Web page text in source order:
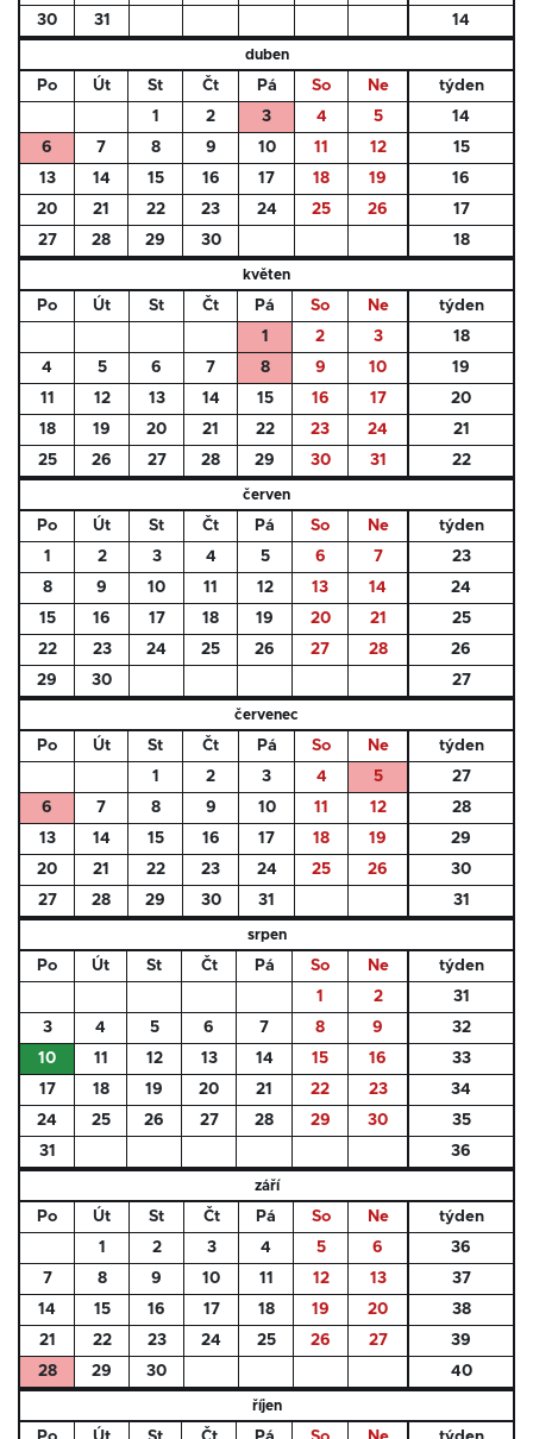
30
31 14
duben
Po Út St Čt Pá So Ne
týden
1
2 3 4 5
14
6
7 8 9 10 11 12
15
13
14 15 16 17 18 19
16
20
21 22 23 24 25 26
17
27
28 29 30 18
květen
Po Út St Čt Pá So Ne
týden
1
2 3
18
4
5 6 7 8 9 10
19
11
12 13 14 15 16 17
20
18
19 20 21 22 23 24
21
25
26 27 28 29 30 31 22
červen
Po Út St Čt Pá So Ne
týden
1
2 3 4 5 6 7
23
8
9 10 11 12 13 14
24
15
16 17 18 19 20 21
25
22
23 24 25 26 27 28
26
29
30 27
červenec
Po Út St Čt Pá So Ne
týden
1
2 3 4 5
27
6
7 8 9 10 11 12
28
13
14 15 16 17 18 19
29
20
21 22 23 24 25 26
30
27
28 29 30 31 31
srpen
Po Út St Čt Pá So Ne
týden
1
2
31
3
4 5 6 7 8 9
32
10
11 12 13 14 15 16
33
17
18 19 20 21 22 23
34
24
25 26 27 28 29 30
35
31
36
září
Po Út St Čt Pá So Ne
týden
1
2 3 4 5 6
36
7
8 9 10 11 12 13
37
14
15 16 17 18 19 20
38
21
22 23 24 25 26 27
39
28
29 30 40
říjen